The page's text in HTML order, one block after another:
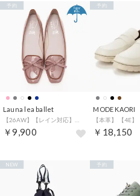
Launa lea ballet
￥9,900
予約
MODE KAORI
￥18,150
予約
NEW 予約